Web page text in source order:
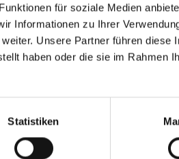
für soziale Medien
Informationen zu Ihrer
Unsere Partner führen diese
haben oder die sie im Rahmen
Statistiken
1km
Laufleistung
90kw
Leistung
3 Zylinder
kombiniert:
l/100km (WLTP)
-Emissionen kombiniert: